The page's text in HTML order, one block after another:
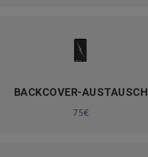
BACKCOVER-AUSTAUSCH
75€